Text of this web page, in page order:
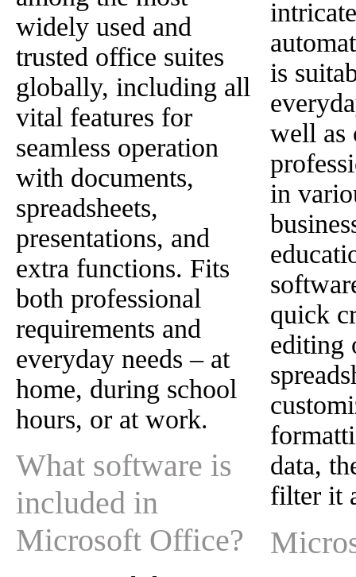
widely used and
trusted office suites
globally, including all
vital features for
seamless operation
with documents,
spreadsheets,
presentations, and
extra functions. Fits
both professional
requirements and
everyday needs – at
home, during school
hours, or at work.
What software is
included in
Microsoft Office?
is
well as
in
quick
editing
data,
filter it